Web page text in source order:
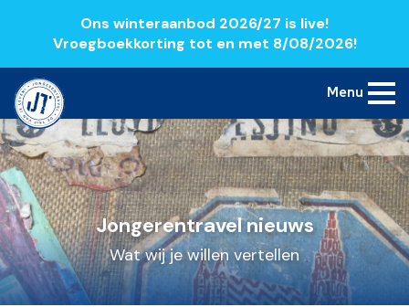
Ons winteraanbod 2026/27 is live!
Vroegboekkorting tot en met 8/08/2026!
Menu
Jongerentravel nieuws
Wat wij je willen vertellen